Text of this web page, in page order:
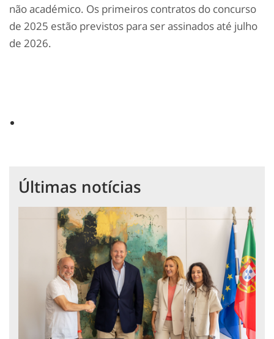
não académico. Os primeiros contratos do concurso
de 2025 estão previstos para ser assinados até julho
de 2026.
Últimas notícias